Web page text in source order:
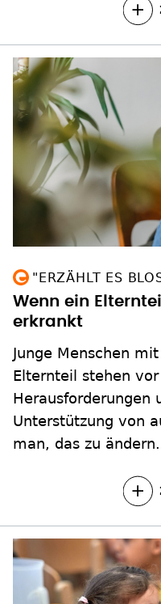
"ERZÄHLT ES
Wenn ein
erkrankt
Junge Menschen
Elternteil stehen
Herausforderungen
Unterstützung von
man, das zu ändern.